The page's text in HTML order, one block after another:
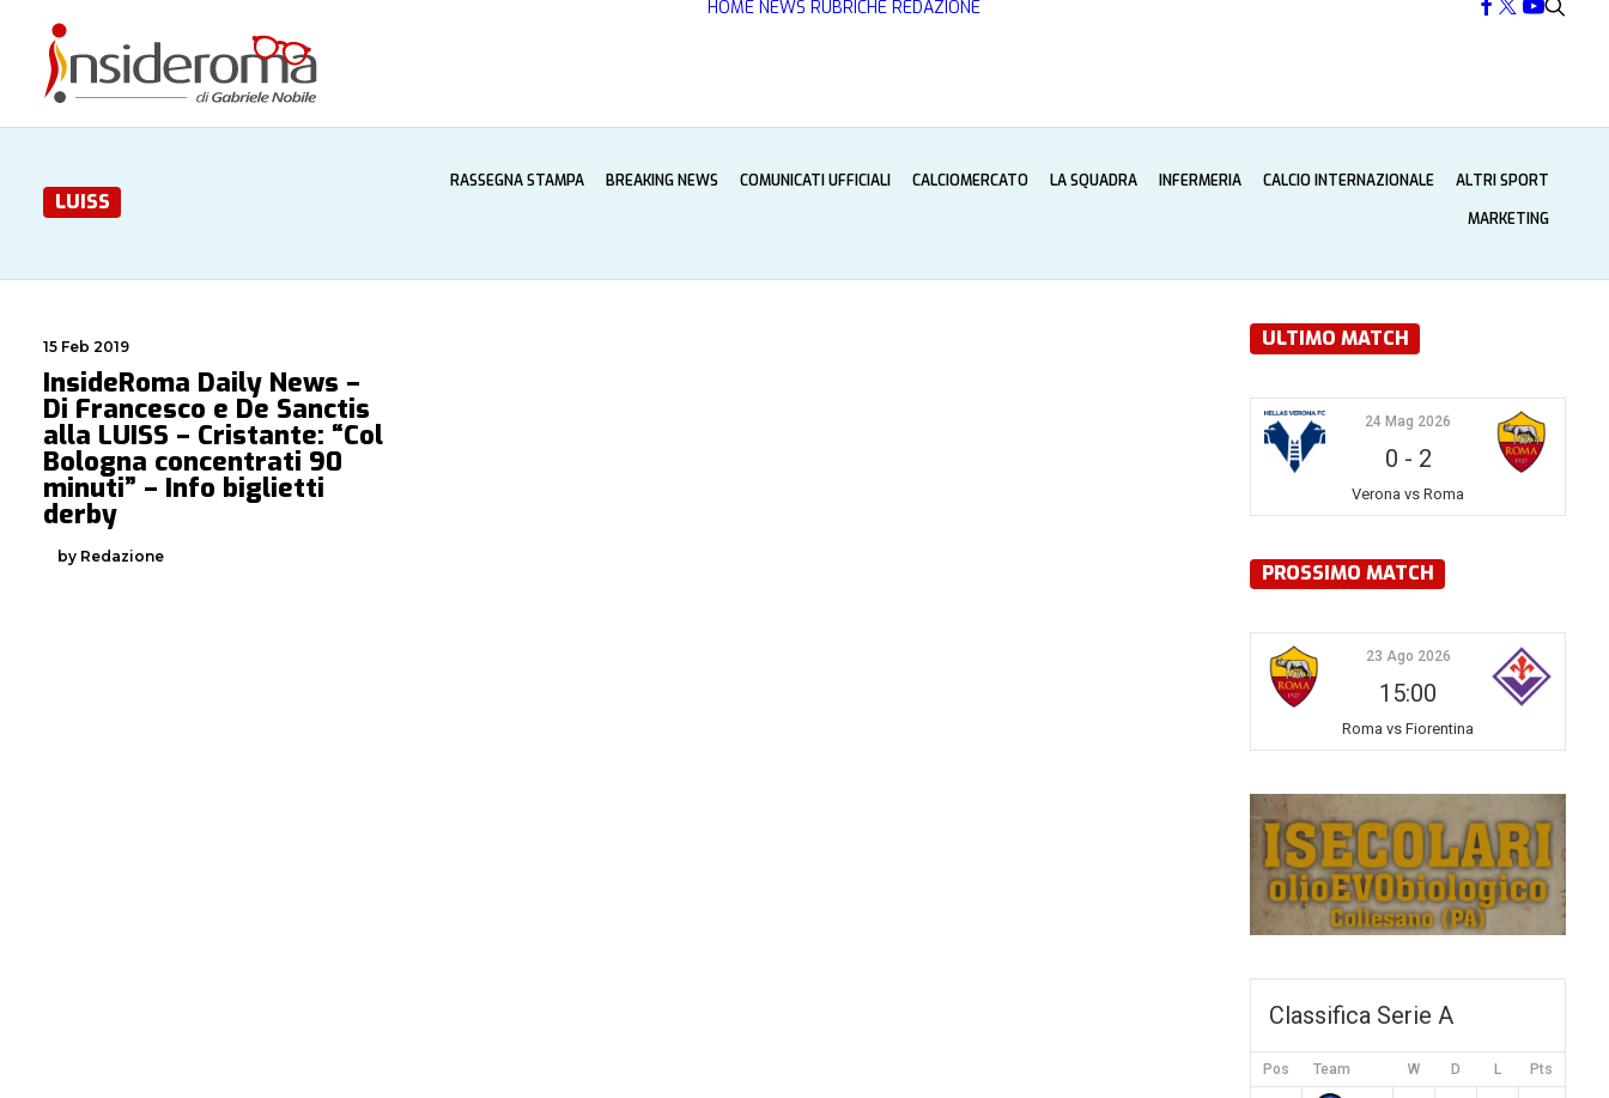
HOME NEWS RUBRICHE REDAZIONE
LUISS
RASSEGNA STAMPA BREAKING NEWS COMUNICATI UFFICIALI CALCIOMERCATO LA SQUADRA INFERMERIA CALCIO INTERNAZIONALE
ALTRI SPORT
MARKETING
15 Feb 2019
InsideRoma Daily News –
Di Francesco e De Sanctis
alla LUISS – Cristante: “Col
Bologna concentrati 90
minuti” – Info biglietti
derby
by Redazione
ULTIMO MATCH
24 Mag 2026
0 - 2
Verona vs Roma
PROSSIMO MATCH
23 Ago 2026
15:00
Roma vs Fiorentina
Classifica Serie A
Pos Team W D L Pts